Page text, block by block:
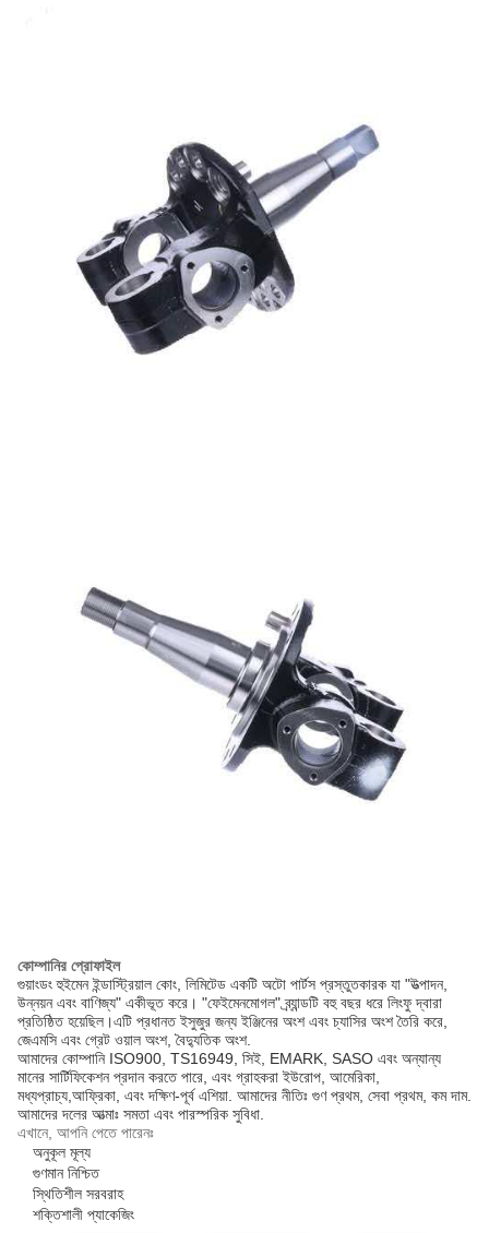
কোম্পানির প্রোফাইল
গুয়াংডং হুইমেন ইন্ডাস্ট্রিয়াল কোং, লিমিটেড একটি অটো পার্টস প্রস্তুতকারক যা "উত্পাদন,
উন্নয়ন এবং বাণিজ্য" একীভূত করে। "ফেইমেনমোগল" ব্র্যান্ডটি বহু বছর ধরে লিংফু দ্বারা
প্রতিষ্ঠিত হয়েছিল।এটি প্রধানত ইসুজুর জন্য ইঞ্জিনের অংশ এবং চ্যাসির অংশ তৈরি করে,
জেএমসি এবং গ্রেট ওয়াল অংশ, বৈদ্যুতিক অংশ.
আমাদের কোম্পানি ISO900, TS16949, সিই, EMARK, SASO এবং অন্যান্য
মানের সার্টিফিকেশন প্রদান করতে পারে, এবং গ্রাহকরা ইউরোপ, আমেরিকা,
মধ্যপ্রাচ্য,আফ্রিকা, এবং দক্ষিণ-পূর্ব এশিয়া. আমাদের নীতিঃ গুণ প্রথম, সেবা প্রথম, কম দাম.
আমাদের দলের আত্মাঃ সমতা এবং পারস্পরিক সুবিধা.
এখানে, আপনি পেতে পারেনঃ
অনুকূল মূল্য
গুণমান নিশ্চিত
স্থিতিশীল সরবরাহ
শক্তিশালী প্যাকেজিং